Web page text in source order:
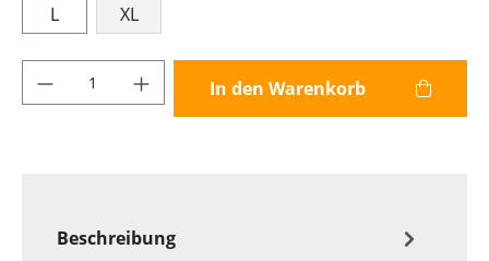
L
XL
Produkt Anzahl: Gib den gewünschten
In den Warenkorb
Beschreibung